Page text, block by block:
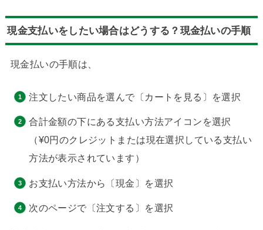
現金支払いをしたい場合はどうする？現金払いの手順
現金払いの手順は、
注文したい商品を選んで〔カートを見る〕を選択
合計金額の下にある支払い方法アイコンを選択
（¥0円のクレジットまたは現在選択している支払い
方法が表示されています）
お支払い方法から〔現金〕を選択
次のページで〔注文する〕を選択